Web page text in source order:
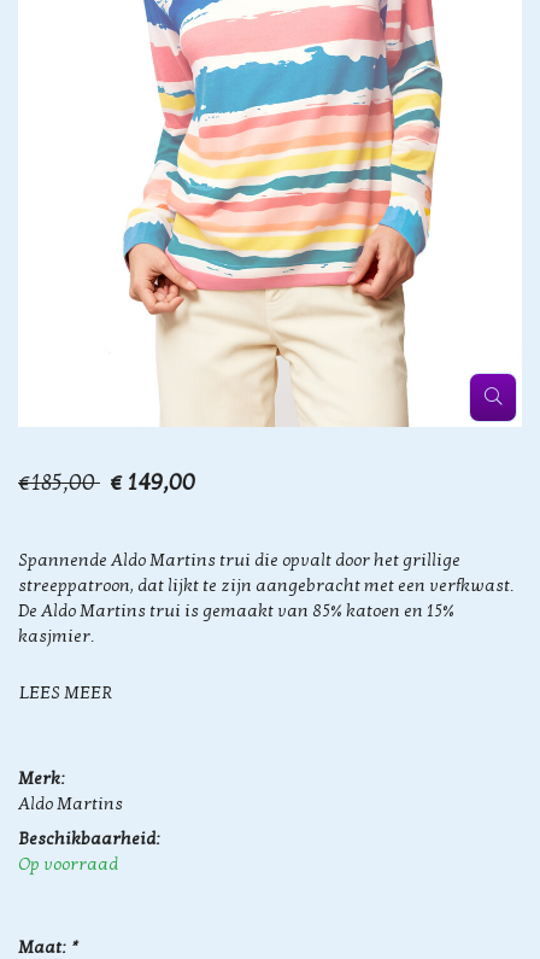
€185,00 € 149,00
Spannende Aldo Martins trui die opvalt door het grillige
streeppatroon, dat lijkt te zijn aangebracht met een verfkwast.
De Aldo Martins trui is gemaakt van 85% katoen en 15%
kasjmier.
LEES MEER
Merk:
Aldo Martins
Beschikbaarheid:
Op voorraad
Maat: *